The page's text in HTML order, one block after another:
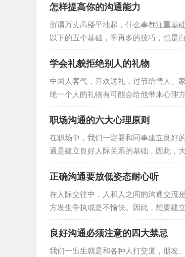
怎样提高你的沟通能力
所谓万丈高楼平地起，什么事都注重基
以下的五个基础，学再多的技巧，也是
能力呢？ 多读 所谓多读就是要博览群书，无论什么方面的书你都有看，通过读书来获取你没有经历过的经验并不断积累
使你掌握各种知识点，为沟通打下坚实的语言和文字基础。 多看 所谓多看就是
视、看电影、看报纸、看杂志来获取当
学会礼貌拒绝别人的礼物
中国人客气，喜欢送礼，过节给情人、
绝一个人的礼物有可能会给他带来心理方面的不
人应该采用委婉的、不失礼貌的语言，
知：“我已经有一台了，谢谢。”当一位
我
职场沟通的六大心理原则
在职场中，我们一定要和同事建立良好
通是建立良好人际关系的基础，因此，大家在与人
讲出来你内心的感受、感情、痛苦、想法和期望，但
备、不抱怨、不攻击、不说教批评、责备、抱怨、
方尊重才有沟通，若对方不尊重你时，
正确沟通要放低姿态耐心听
在人际交往中，人和人之间的沟通交流
方发生争执或是不愉快。因此，想要建立自己良
自尊心 无谓的自尊和自傲只会成为沟通的绊脚石，因此，至少应当在沟通的时候舍弃自己所谓的自尊心。不要说出“我
的自尊心不允许我……”这样的话，这只会让沟通无法进行下去。 第二、沟
会导致沟通关系的恶化，让沟通无法进
良好沟通必须注意的四大禁忌
我们一出生就是和各种人打交道，朋友